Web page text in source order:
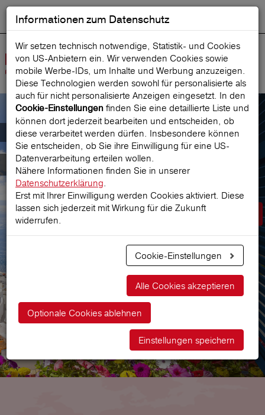
Suche starten
Der österreichische Marktführer für
Reiseversicherungen
Prämie berechnen
Informationen zum Datenschutz
Wir setzen technisch notwendige, Statistik- und Cookies
von US-Anbietern ein. Wir verwenden Cookies sowie
mobile Werbe‑IDs, um Inhalte und Werbung anzuzeigen.
Diese Technologien werden sowohl für personalisierte als
auch für nicht personalisierte Anzeigen eingesetzt. In den
Cookie-Einstellungen finden Sie eine detaillierte Liste und
können dort jederzeit bearbeiten und entscheiden, ob
diese verarbeitet werden dürfen. Insbesondere können
Sie entscheiden, ob Sie ihre Einwilligung für eine US-
Datenverarbeitung erteilen wollen.
Nähere Informationen finden Sie in unserer
Datenschutzerklärung.
Erst mit Ihrer Einwilligung werden Cookies aktiviert. Diese
lassen sich jederzeit mit Wirkung für die Zukunft
widerrufen.
Cookie-Einstellungen
Alle Cookies akzeptieren
Optionale Cookies ablehnen
Einstellungen speichern